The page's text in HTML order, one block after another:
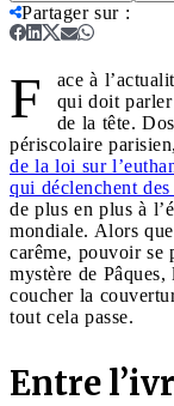
Partager sur:
F
ace à
qui doit
de la tête.
périscolaire parisien,
de la loi sur
qui déclenchent
de plus en plus à
mondiale. Alors
carême, pouvoir se
mystère de
coucher la
tout cela passe.
Entre